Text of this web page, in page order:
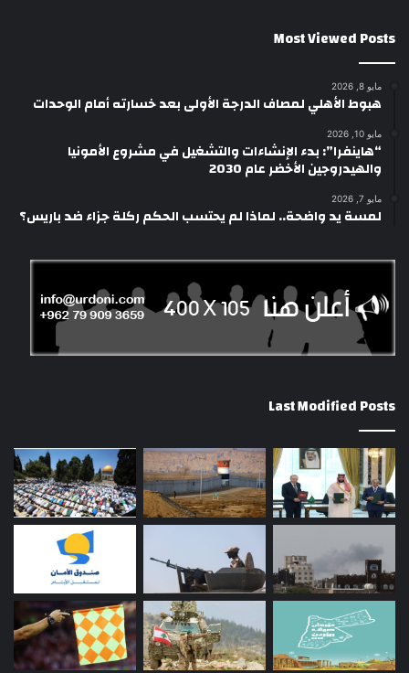
Most Viewed Posts
مايو 8, 2026
هبوط الأهلي لمصاف الدرجة الأولى بعد خسارته أمام الوحدات
مايو 10, 2026
“هاينفرا”: بدء الإنشاءات والتشغيل في مشروع الأمونيا
والهيدروجين الأخضر عام 2030
مايو 7, 2026
لمسة يد واضحة.. لماذا لم يحتسب الحكم ركلة جزاء ضد باريس؟
Last Modified Posts